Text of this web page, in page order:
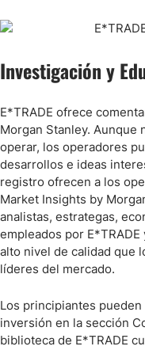
Investigación y
E*TRADE ofrece
Morgan Stanley. Aunque
operar, los operadores
desarrollos e ideas
registro ofrecen a los
Market Insights by
analistas, estrategas,
empleados por
alto nivel de calidad que
líderes del mercado.
Los principiantes
inversión en la sección
biblioteca de E*TRADE